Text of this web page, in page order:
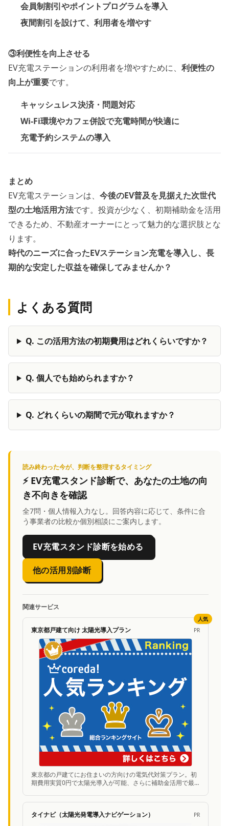
会員制割引やポイントプログラムを導入
夜間割引を設けて、利用者を増やす
③利便性を向上させる
EV充電ステーションの利用者を増やすために、 利便性の
向上が重要です。
キャッシュレス決済・問題対応
Wi-Fi環境やカフェ併設で充電時間が快適に
充電予約システムの導入
まとめ
EV充電ステーションは、 今後のEV普及を見据えた次世代
型の土地活用方法です。投資が少なく、初期補助金を活用
できるため、不動産オーナーにとって魅力的な選択肢とな
ります。
時代のニーズに合ったEVステーション充電を導入し、長
期的な安定した収益を確保してみませんか？
よくある質問
Q. この活用方法の初期費用はどれくらいですか？
Q. 個人でも始められますか？
Q. どれくらいの期間で元が取れますか？
読み終わった今が、判断を整理するタイミング
⚡ EV充電スタンド診断で、あなたの土地の向
き不向きを確認
全7問・個人情報入力なし。回答内容に応じて、条件に合
う事業者の比較か個別相談にご案内します。
EV充電スタンド診断を始める
他の活用別診断
関連サービス
東京都戸建て向け 太陽光導入プラン PR
東京都の戸建てにお住まいの方向けの電気代対策プラン。初
期費用実質0円で太陽光導入が可能、さらに補助金活用で最
人気
タイナビ（太陽光発電導入ナビゲーション） PR